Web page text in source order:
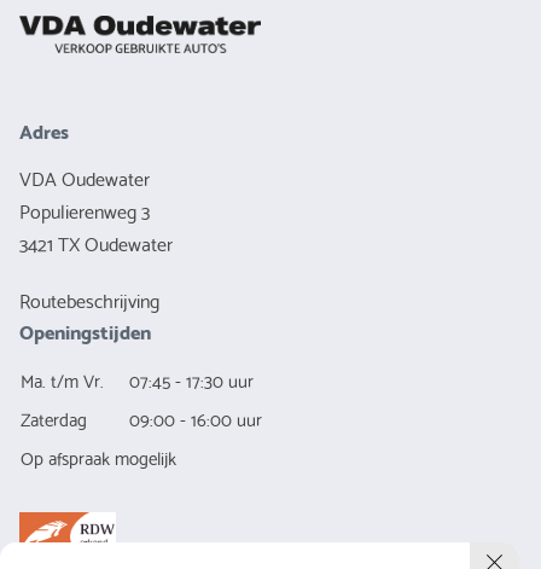
Adres
VDA Oudewater
Populierenweg 3
3421 TX Oudewater
Routebeschrijving
Openingstijden
Ma. t/m Vr.
07:45 - 17:30 uur
Zaterdag
09:00 - 16:00 uur
Op afspraak mogelijk